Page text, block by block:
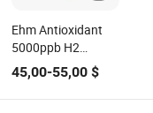
Ehm Antioxidant
5000ppb H2
Generator
Wasserflasche mit
wasserstoffreichem
45,00-55,00$